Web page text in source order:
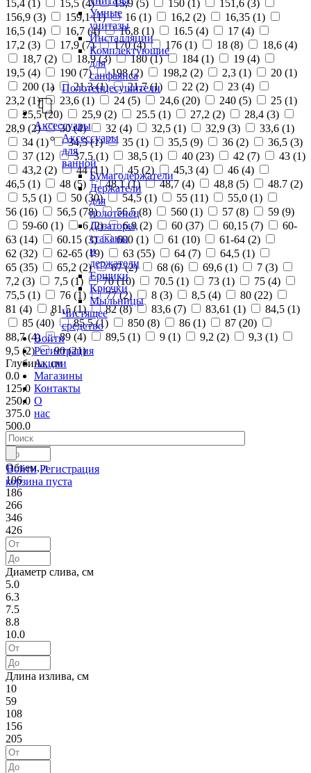
Умные
унитазы
Инсталляции
Комплектующие
для
санфаянса
Полотенцесушители
Аксессуары
Аксессуары
для
ванной
Бумагодержатели
Держатели
для
полотенец
Дозаторы,
стаканы
и
держатели
Ершики
Крючки
Мыльницы
Чистящее
средство
Войти
Регистрация
Акции
Магазины
Контакты
О
нас
Войти Регистрация
корзина пуста
15,4 (1 ) 15,5 (4) 15,9 (5) 150 (1 ) 151,6 (3)
156,9 (3) 159,1 (1) 16 (1) 16,2 (2) 16,35 (1)
16,5 (14) 16,7 (4) 16,8 (1) 16.5 (4) 17 (4)
17,2 (3) 17,9 (7) 170 (4) 176 (1) 18 (8) 18,6 (4)
18,7 (2) 18,9 (3) 180 (1) 184 (1) 19 (4)
19,5 (4) 190 (7) 198 (2) 198,2 (2) 2,3 (1) 20 (1)
200 (1) 21,3 (1) 21,7 (1) 22 (2) 23 (4)
23,2 (1) 23,6 (1) 24 (5) 24,6 (20) 240 (5) 25 (1)
25,5 (20) 25,9 (2) 25.5 (1) 27,2 (2) 28,4 (3)
28,9 (2) 30 (4) 32 (4) 32,5 (1) 32,9 (3) 33,6 (1)
34 (1) 34,5 (1) 35 (1) 35,5 (9) 36 (2) 36,5 (3)
37 (12) 37,5 (1) 38,5 (1) 40 (23) 42 (7) 43 (1)
43,2 (2) 44 (11) 45 (2) 45,3 (4) 46 (4)
46,5 (1) 48 (5) 48,1 (1) 48,7 (4) 48,8 (5) 48.7 (2)
5,5 (1) 50 (30) 54,5 (1) 55 (11) 55,0 (1)
56 (16) 56,5 (78) 56.5 (8) 560 (1) 57 (8) 59 (9)
59-60 (1) 6 (2) 6,9 (2) 60 (37) 60,15 (7)
60-
63 (14) 60.15 (3) 600 (1) 61 (10) 61-64 (2)
62 (32) 62-65 (19) 63 (55) 64 (7) 64,5 (1)
65 (35) 65,2 (2) 67 (2) 68 (6) 69,6 (1) 7 (3)
7,2 (3) 7,5 (1) 70 (10) 70.5 (1) 73 (1) 75 (4)
75,5 (1) 76 (1) 77 (2) 8 (3) 8,5 (4) 80 (22)
81 (4) 81,5 (1) 82 (8) 83,6 (7) 83,61 (1) 84,5 (1)
85 (40) 85,5 (1) 850 (8) 86 (1) 87 (20)
88,7 (4) 89 (4) 89,5 (1) 9 (1) 9,2 (2) 9,3 (1)
9,5 (2) 90 (21)
Глубина, см
0.0
125.0
250.0
375.0
500.0
Объем, л
106
186
266
346
426
Диаметр слива, см
5.0
6.3
7.5
8.8
10.0
Длина излива, см
10
59
108
156
205